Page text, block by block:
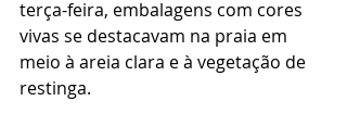
terça-feira, embalagens com cores
vivas se destacavam na praia em
meio à areia clara e à vegetação de
restinga.